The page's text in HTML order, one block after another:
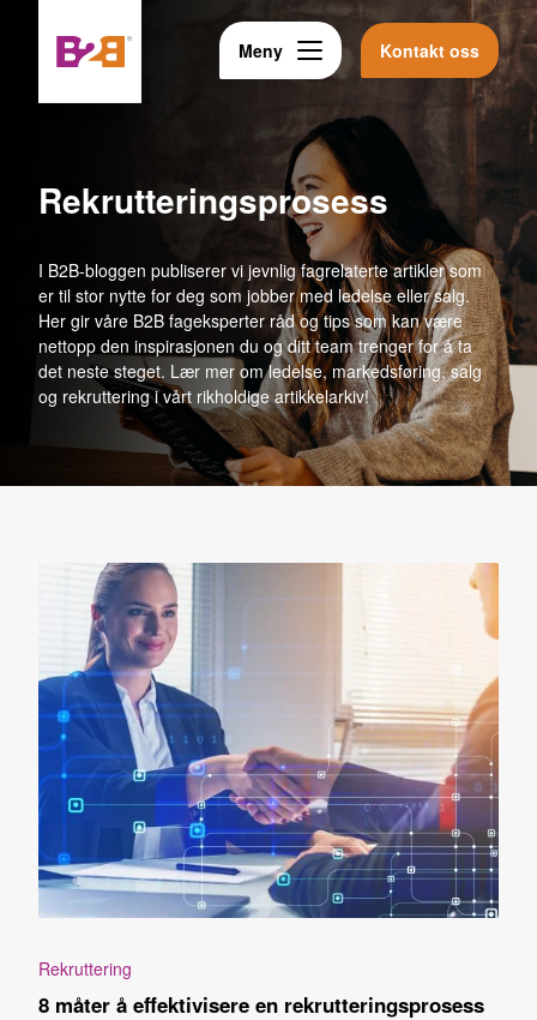
Meny Kontakt oss
rekrutteringsprosess
I B2B-bloggen publiserer vi jevnlig fagrelaterte artikler som
er til stor nytte for deg som jobber med ledelse eller salg.
Her gir våre B2B fageksperter råd og tips som kan være
nettopp den inspirasjonen du og ditt team trenger for å ta
det neste steget. Lær mer om ledelse, markedsføring, salg
og rekruttering i vårt rikholdige artikkelarkiv!
Rekruttering
8 måter å effektivisere en rekrutteringsprosess